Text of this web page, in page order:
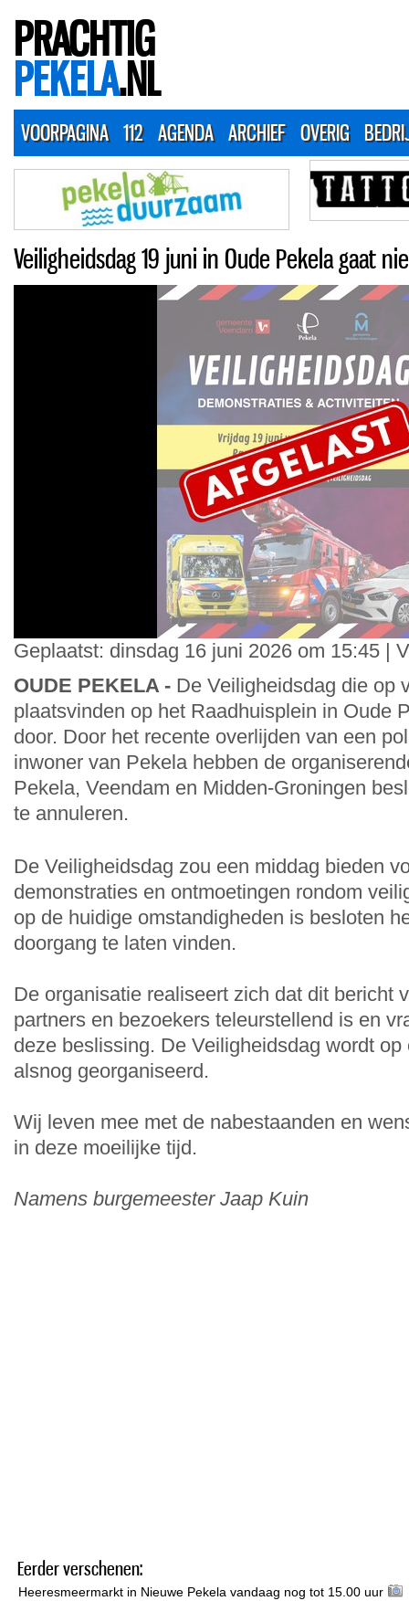
PRACHTIG
PEKELA.NL
VOORPAGINA 112 AGENDA ARCHIEF OVERIG
Veiligheidsdag 19 juni in Oude Pekela gaat
Geplaatst: dinsdag 16 juni 2026 om 15:45 |
OUDE PEKELA - De Veiligheidsdag die op
plaatsvinden op het Raadhuisplein in Oude
door. Door het recente overlijden van een
inwoner van Pekela hebben de
Pekela, Veendam en Midden-Groningen
te annuleren.
De Veiligheidsdag zou een middag bieden
demonstraties en ontmoetingen rondom
op de huidige omstandigheden is besloten
doorgang te laten vinden.
De organisatie realiseert zich dat dit bericht
partners en bezoekers teleurstellend is en
deze beslissing. De Veiligheidsdag wordt op
alsnog georganiseerd.
Wij leven mee met de nabestaanden en
in deze moeilijke tijd.
Namens burgemeester Jaap Kuin
Eerder verschenen:
Heeresmeermarkt in Nieuwe Pekela vandaag nog tot 15.00 uur